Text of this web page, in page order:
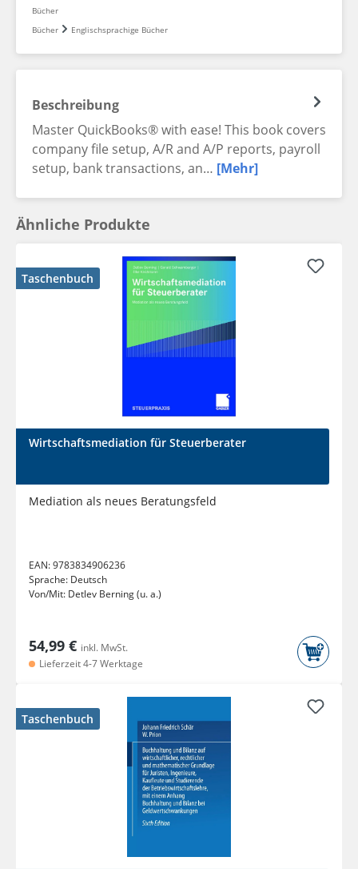
Bücher
Bücher
Englischsprachige Bücher
Beschreibung
Master QuickBooks® with ease! This book covers
company file setup, A/R and A/P reports, payroll
setup, bank transactions, an… [Mehr]
Ähnliche Produkte
Taschenbuch
Wirtschaftsmediation für Steuerberater
Mediation als neues Beratungsfeld
EAN:9783834906236
Sprache: Deutsch
Von/Mit: Detlev Berning (u. a.)
54,99 € inkl. MwSt.
Lieferzeit 4-7 Werktage
Taschenbuch